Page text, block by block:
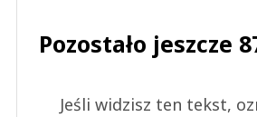
Pozostało jeszcze
Jeśli widzisz ten tekst,